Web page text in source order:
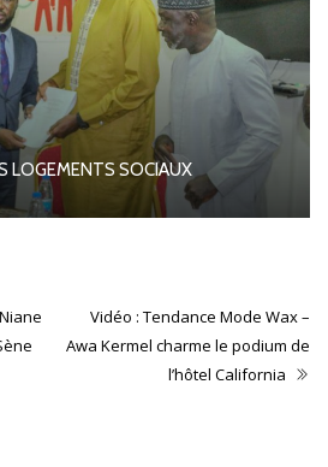
LOGEMENTS SOCIAUX
Vidéo : Tendance Mode Wax –
Awa Kermel charme le podium de
l’hôtel California